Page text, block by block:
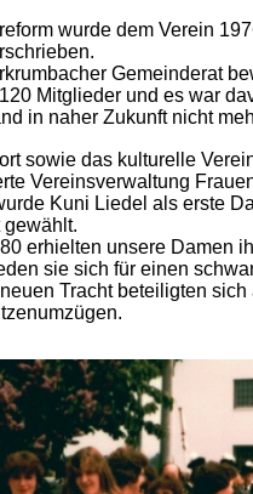
wurde dem Verein
Gemeinderat
Mitglieder und es war
in naher Zukunft nicht
sowie das kulturelle
Vereinsverwaltung
Kuni Liedel als erste
gewählt.
erhielten unsere Damen
sie sich für einen
Tracht beteiligten